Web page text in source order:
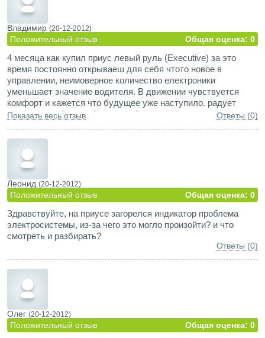
Владимир (20-12-2012)
Положительный отзыв Общая оценка: 0
4 месяца как купил приус левый руль (Executive) за это
время постоянно открываеш для себя чтото новое в
управлении, неимоверное количество електроники
уменьшает значение водителя. В движении чувствуется
комфорт и кажется что будущее уже наступило. радует
низкое потребление бензина и большая функциональность
отсутствие шума при движении сбивает с толку пешиходов.
раньше ездил на Toyota Avensis не разу на подводила,
надеюсь что и Pius не подведет. Конечно по комфорту,
звукоизоляции, динамике Pius уступает другим машинам
премиум класа, но каждый раз на заправке чувствую что
сделал правельный выбор. кроме того Prius сразу
становился предметом зависти каждого кому я разрешал
поездить, хотя у многих машины по дороже. будущее за
гибридами. впечатления и отзывы только положительные.
Показать весь отзыв Ответы (0)
Леонид (20-12-2012)
Положительный отзыв Общая оценка: 0
Здравствуйте, на приусе загорелся индикатор проблема
электросистемы, из-за чего это могло произойти? и что
смотреть и разбирать?
Ответы (0)
Олег (20-12-2012)
Положительный отзыв Общая оценка: 0